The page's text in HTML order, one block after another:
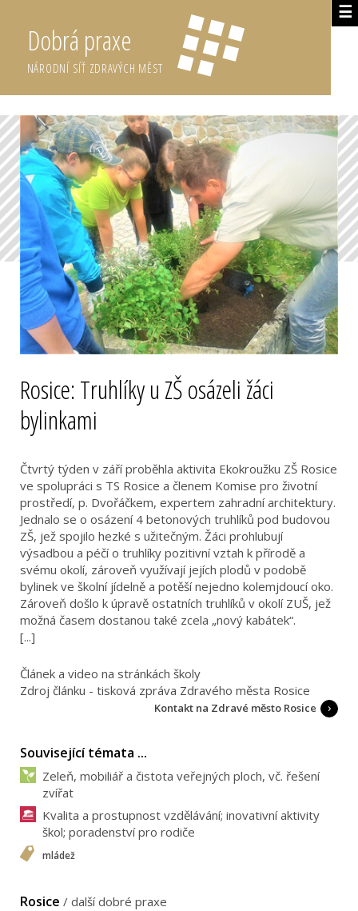
☰
Dobrá praxe
NÁRODNÍ SÍŤ ZDRAVÝCH MĚST
Rosice: Truhlíky u ZŠ osázeli žáci
bylinkami
Čtvrtý týden v září proběhla aktivita Ekokroužku ZŠ Rosice
ve spolupráci s TS Rosice a členem Komise pro životní
prostředí, p. Dvořáčkem, expertem zahradní architektury.
Jednalo se o osázení 4 betonových truhlíků pod budovou
ZŠ, jež spojilo hezké s užitečným. Žáci prohlubují
výsadbou a péčí o truhlíky pozitivní vztah k přírodě a
svému okolí, zároveň využívají jejích plodů v podobě
bylinek ve školní jídelně a potěší nejedno kolemjdoucí oko.
Zároveň došlo k úpravě ostatních truhlíků v okolí ZUŠ, jež
možná časem dostanou také zcela „nový kabátek“.
[...]
Článek a video na stránkách školy
Zdroj článku - tisková zpráva Zdravého města Rosice
Kontakt na Zdravé město Rosice
Související témata ...
Zeleň, mobiliář a čistota veřejných ploch, vč. řešení
zvířat
Kvalita a prostupnost vzdělávání; inovativní aktivity
škol; poradenství pro rodiče
mládež
Rosice / další dobré praxe